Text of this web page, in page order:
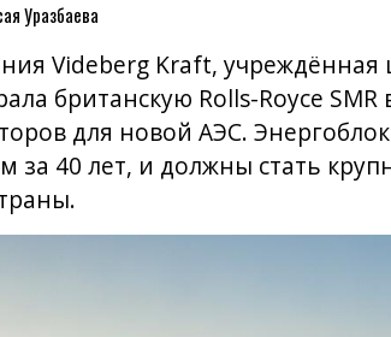
Уразбаева
Videberg Kraft,
британскую Rolls-Royce SMR
для новой АЭС.
за 40 лет, и должны стать